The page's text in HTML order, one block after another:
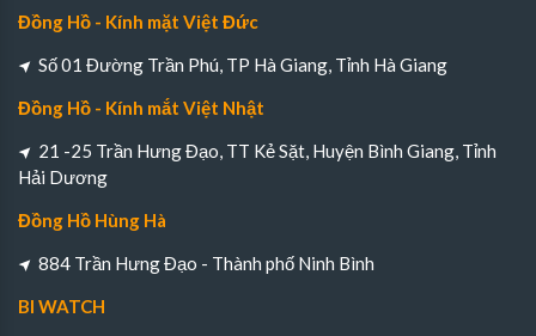
Đồng Hồ - Kính mặt Việt Đức
Số 01 Đường Trần Phú, TP Hà Giang, Tỉnh Hà Giang
Đồng Hồ - Kính mắt Việt Nhật
21 -25 Trần Hưng Đạo, TT Kẻ Sặt, Huyện Bình Giang, Tỉnh
Hải Dương
Đồng Hồ Hùng Hà
884 Trần Hưng Đạo - Thành phố Ninh Bình
BI WATCH